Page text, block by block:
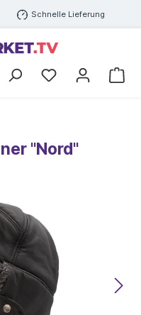
Schnelle Lieferung
"Nord"